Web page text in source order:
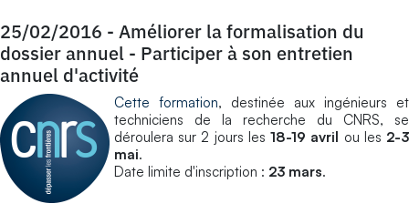
25/02/2016 - Améliorer la formalisation du
dossier annuel - Participer à son entretien
annuel d'activité
Cette formation, destinée aux ingénieurs et
techniciens de la recherche du CNRS, se
déroulera sur 2 jours les18-19 avril ou les 2-3
mai.
Date limite d'inscription : 23 mars.